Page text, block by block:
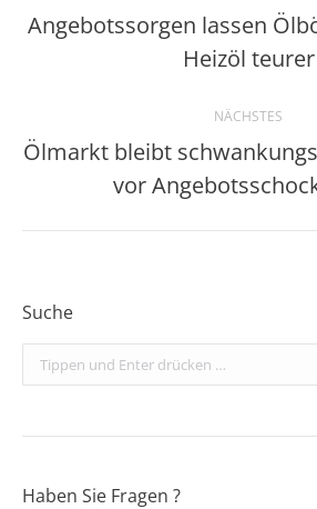
Beitrag:
Angebotssorgen lassen
Heizöl teurer
NÄCHSTES
Nächster
Beitrag:
Ölmarkt bleibt
vor
Suche
Search:
Haben Sie Fragen ?